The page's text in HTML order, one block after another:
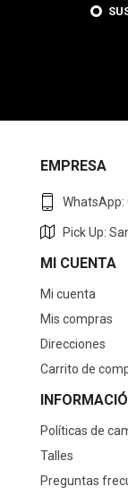
EMPRESA
WhatsApp:
Pick Up:
MI CUENTA
Mi cuenta
Mis compras
Direcciones
Carrito de
Políticas de
Talles
Preguntas